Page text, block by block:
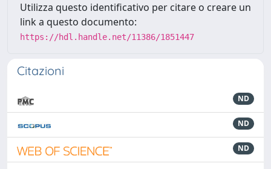
Utilizza questo identificativo per citare o creare un
link a questo documento:
https://hdl.handle.net/11386/1851447
Citazioni
ND
ND
ND